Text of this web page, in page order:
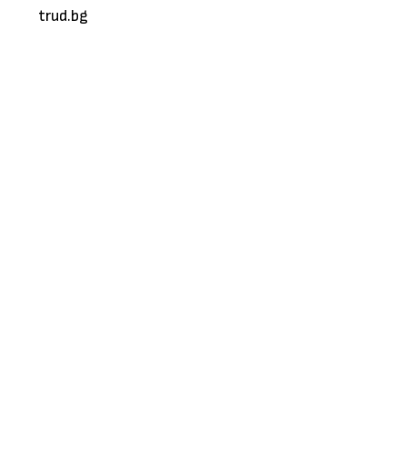
trud.bg